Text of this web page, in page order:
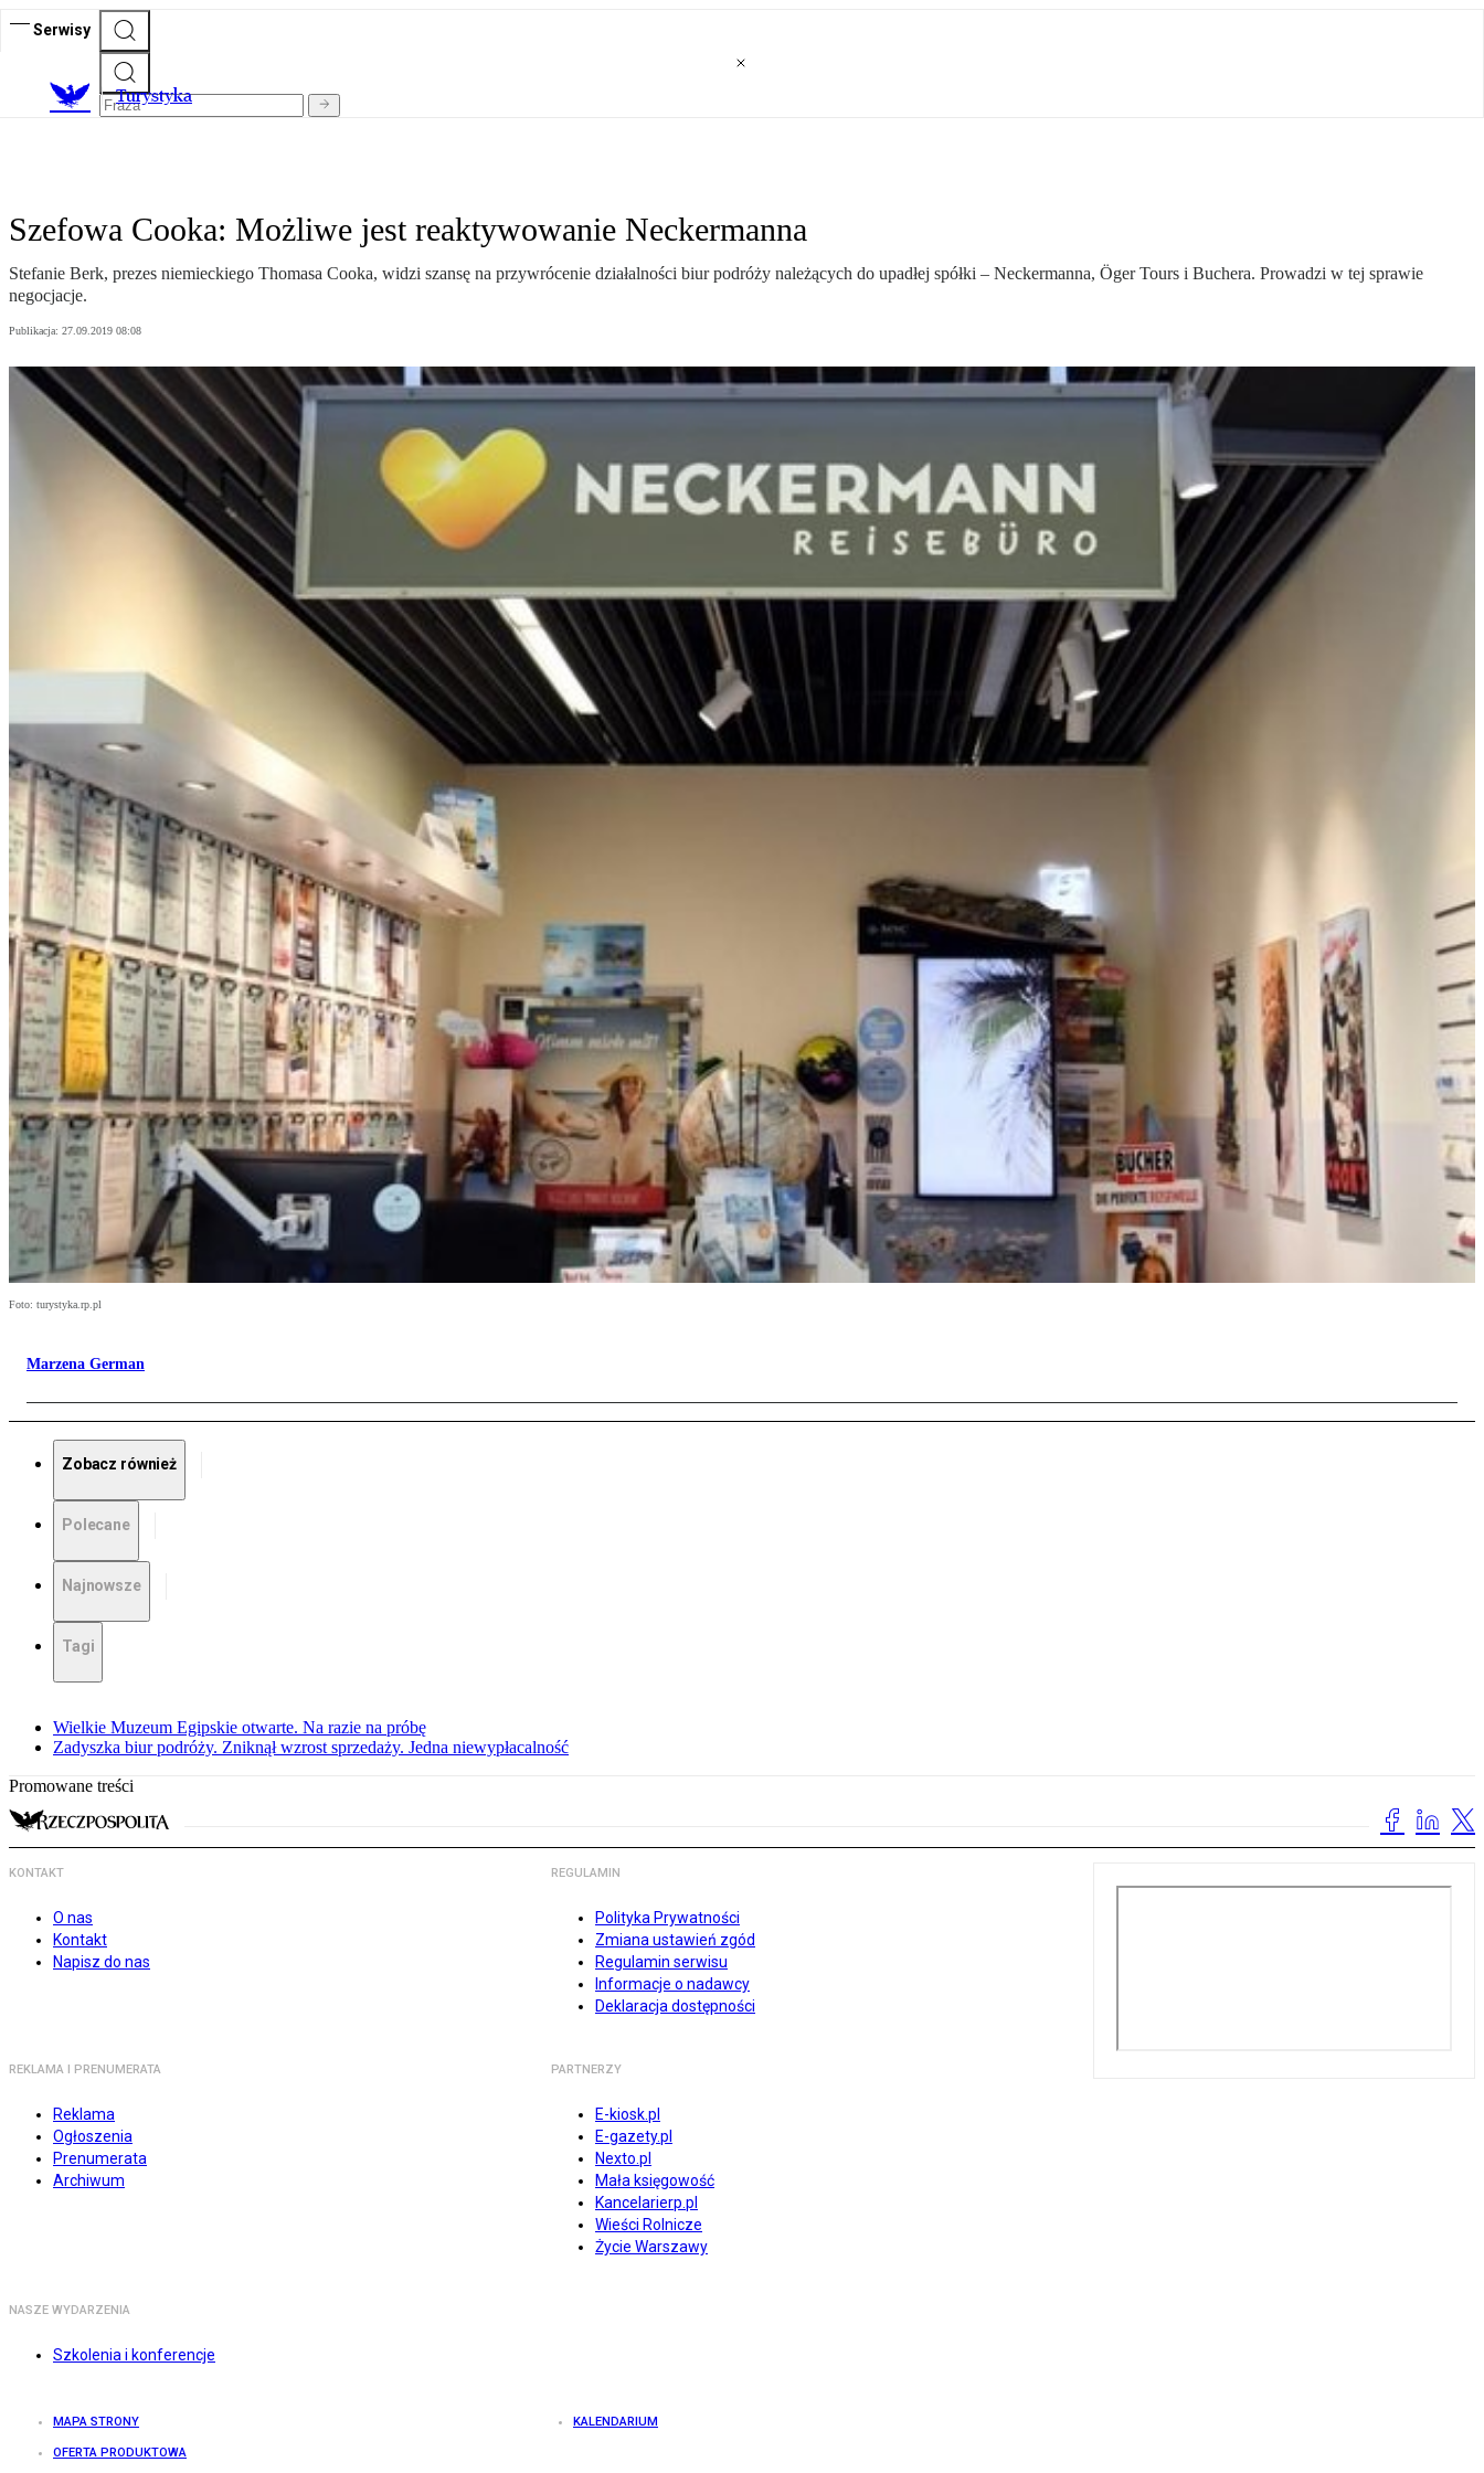
Serwisy
Turystyka
Szefowa Cooka: Możliwe jest reaktywowanie Neckermanna
Stefanie Berk, prezes niemieckiego Thomasa Cooka, widzi szansę na przywrócenie działalności biur podróży należących do upadłej spółki – Neckermanna, Öger Tours i Buchera. Prowadzi w tej sprawie
negocjacje.
Publikacja: 27.09.2019 08:08
Foto: turystyka.rp.pl
Marzena German
Zobacz również
Polecane
Najnowsze
Tagi
Wielkie Muzeum Egipskie otwarte. Na razie na próbę
Zadyszka biur podróży. Zniknął wzrost sprzedaży. Jedna niewypłacalność
Promowane treści
KONTAKT
O nas
Kontakt
Napisz do nas
REGULAMIN
Polityka Prywatności
Zmiana ustawień zgód
Regulamin serwisu
Informacje o nadawcy
Deklaracja dostępności
REKLAMA I PRENUMERATA
Reklama
Ogłoszenia
Prenumerata
Archiwum
PARTNERZY
E-kiosk.pl
E-gazety.pl
Nexto.pl
Mała księgowość
Kancelarierp.pl
Wieści Rolnicze
Życie Warszawy
NASZE WYDARZENIA
Szkolenia i konferencje
MAPA STRONY KALENDARIUM
OFERTA PRODUKTOWA